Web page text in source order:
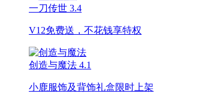
一刀传世 3.4
V12免费送，不花钱享特权
创造与魔法 4.1
小鹿服饰及背饰礼盒限时上架